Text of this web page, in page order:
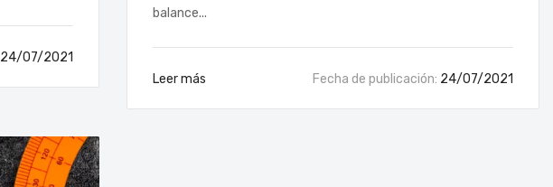
24/07/2021
balance...
Leer más Fecha de publicación: 24/07/2021
TV Y VIDEO